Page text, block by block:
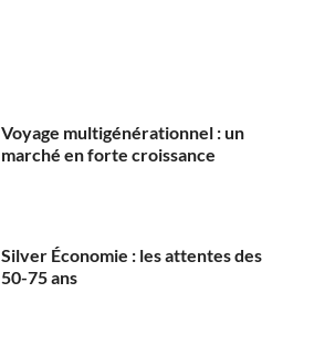
Voyage multigénérationnel : un
marché en forte croissance
Silver Économie : les attentes des
50-75 ans